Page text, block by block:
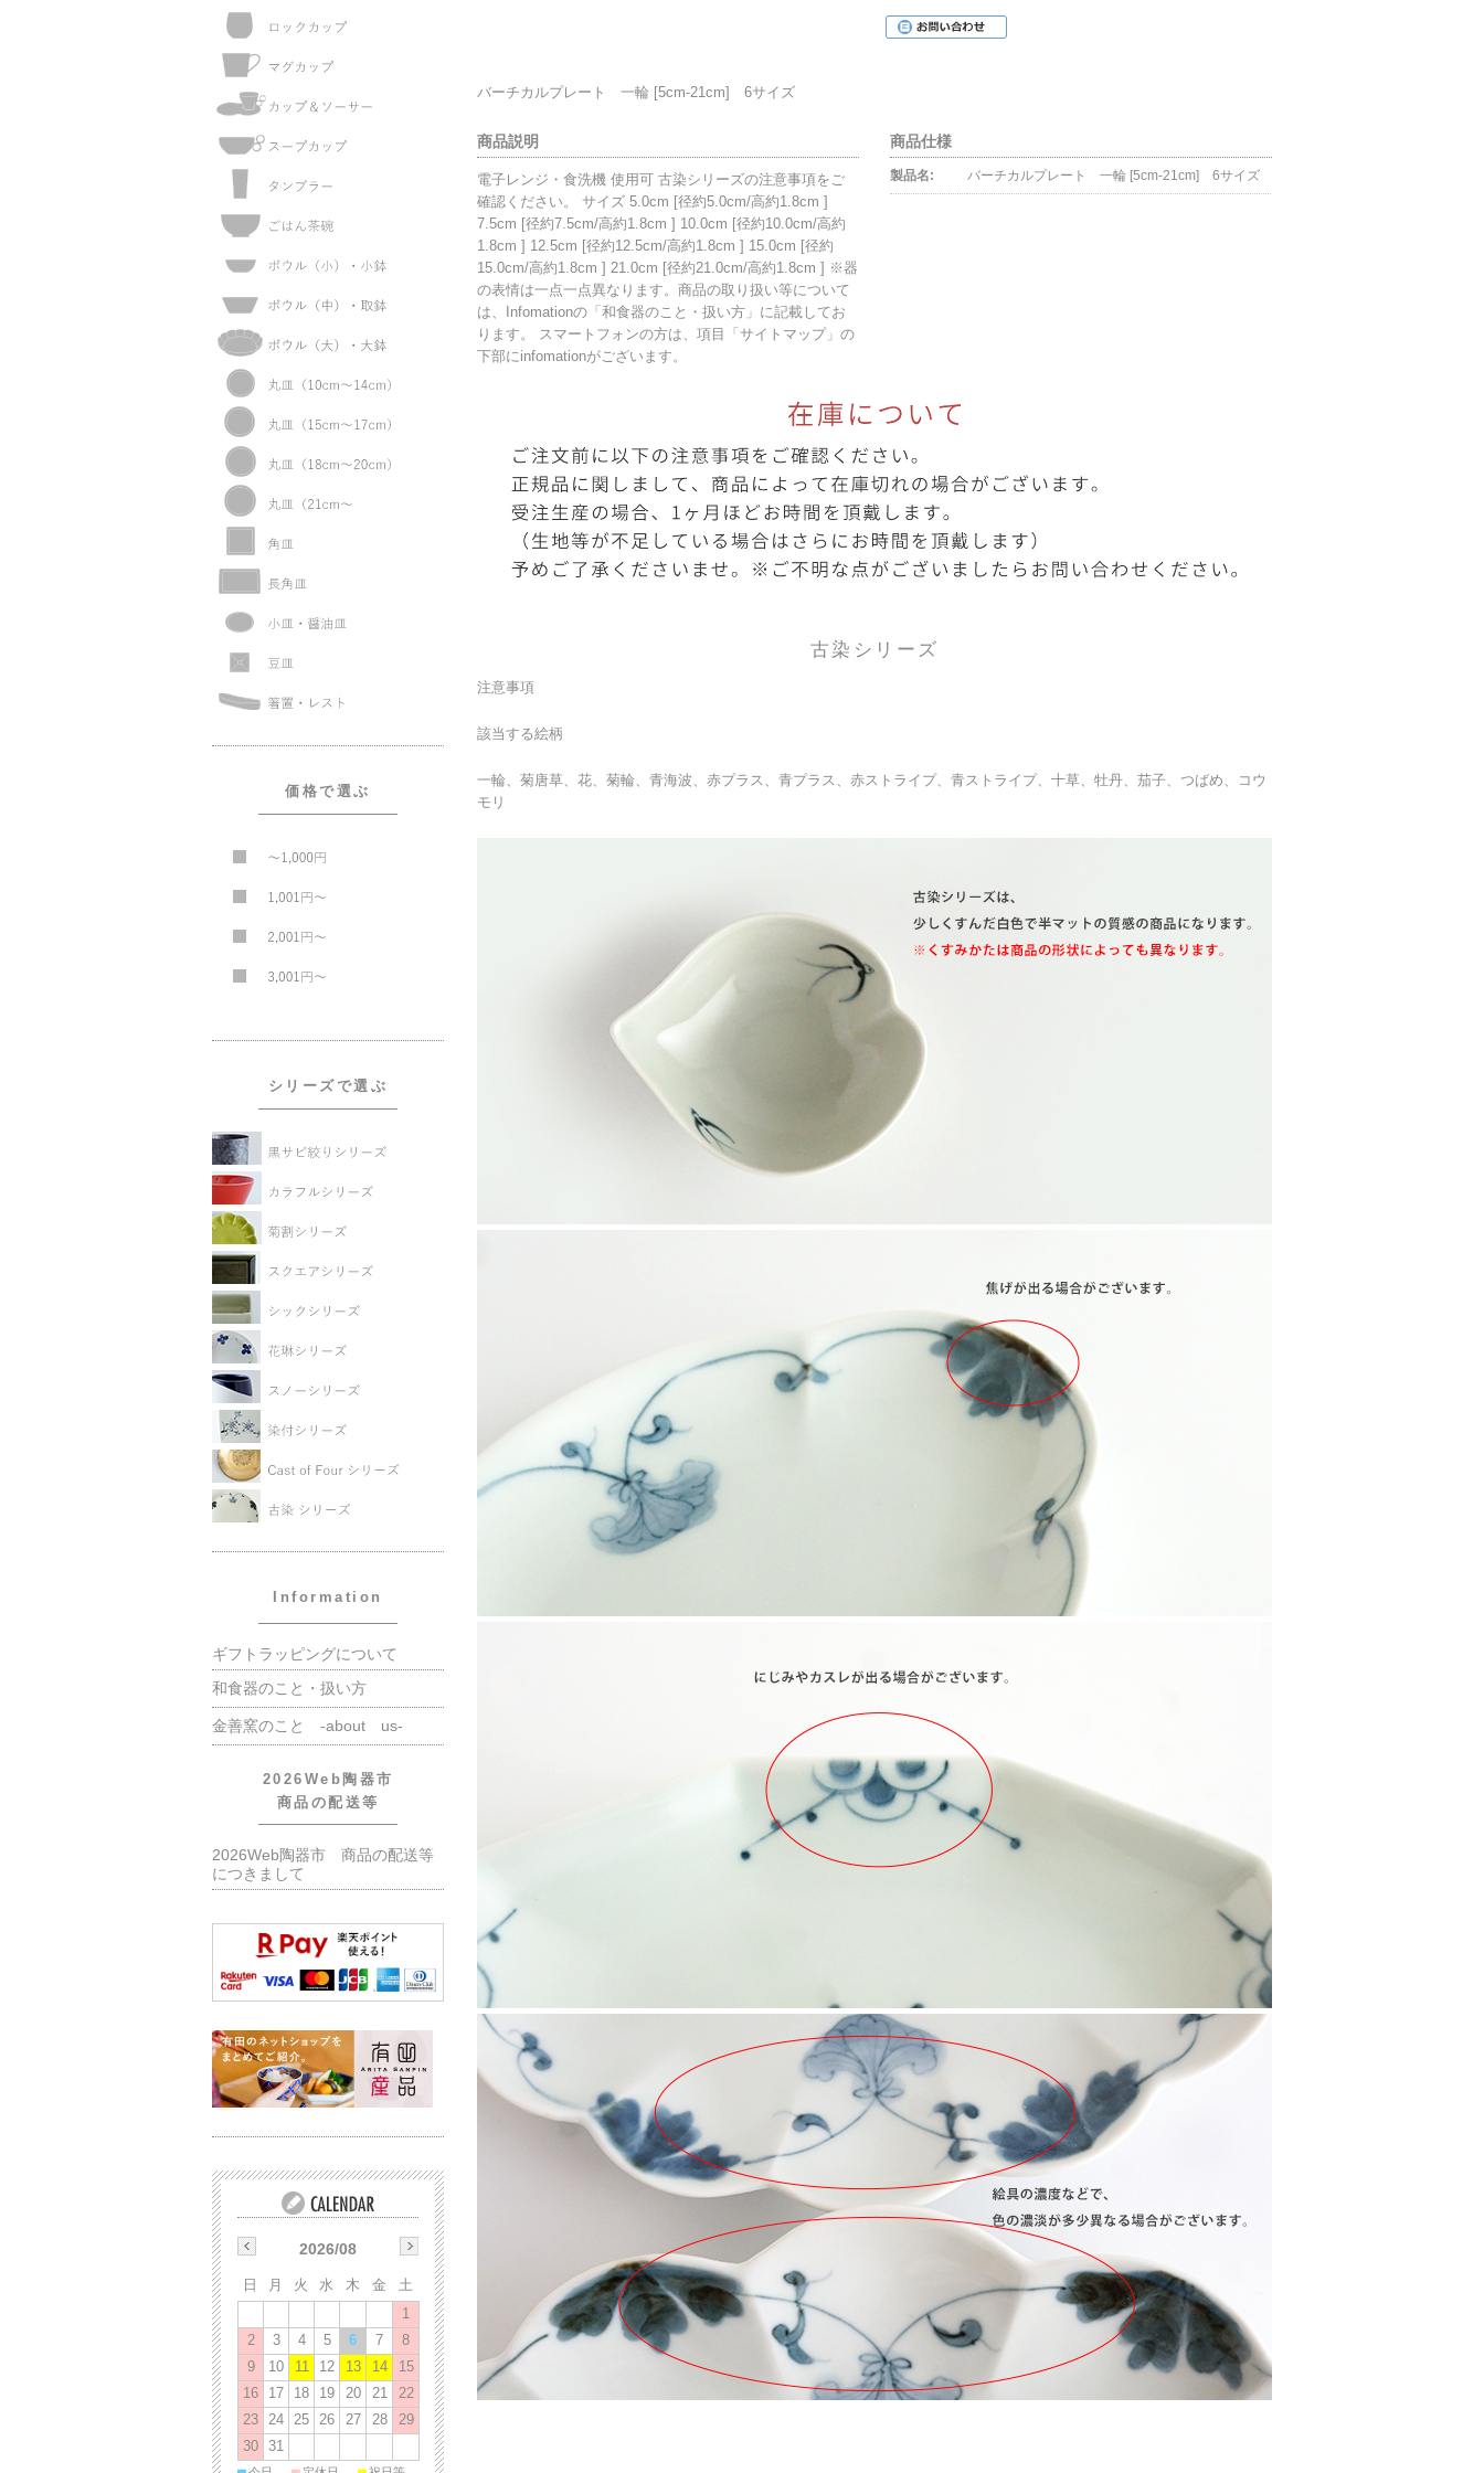
バーチカルプレート 一輪 [5cm-21cm] 6サイズ
商品説明
電子レンジ・食洗機 使用可 古染シリーズの注意事項をご
確認ください。 サイズ 5.0cm [径約5.0cm/高約1.8cm ]
7.5cm [径約7.5cm/高約1.8cm ] 10.0cm [径約10.0cm/高約
1.8cm ] 12.5cm [径約12.5cm/高約1.8cm ] 15.0cm [径約
15.0cm/高約1.8cm ] 21.0cm [径約21.0cm/高約1.8cm ] ※器
の表情は一点一点異なります。商品の取り扱い等について
は、Infomationの「和食器のこと・扱い方」に記載してお
ります。 スマートフォンの方は、項目「サイトマップ」の
下部にinfomationがございます。
商品仕様
製品名: バーチカルプレート 一輪 [5cm-21cm] 6サイズ
古染シリーズ
注意事項
該当する絵柄
一輪、菊唐草、花、菊輪、青海波、赤プラス、青プラス、赤ストライプ、青ストライプ、十草、牡丹、茄子、つばめ、コウ
モリ
価格で選ぶ
シリーズで選ぶ
Information
ギフトラッピングについて
和食器のこと・扱い方
金善窯のこと -about us-
2026Web陶器市
商品の配送等
2026Web陶器市 商品の配送等
につきまして
2026/08
日 月 火 水 木 金
土
1
2
3 4 5 6 7
8
9
10 11 12 13 14
15
16
17 18 19 20 21
22
23
24 25 26 27 28
29
30
31